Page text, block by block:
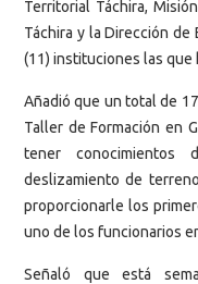
Territorial Táchira,
Táchira y la Dirección de
(11) instituciones las que
Añadió que un total de
Taller de Formación en
tener
deslizamiento de
proporcionarle los
uno de los funcionarios
Señaló que está